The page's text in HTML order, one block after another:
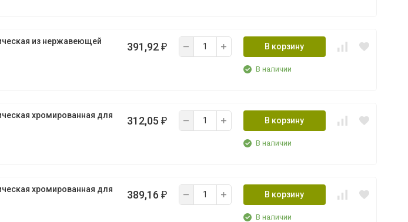
из нержавеющей
391,92 ₽ В корзину
В наличии
хромированная для
312,05 ₽ В корзину
В наличии
хромированная для
389,16 ₽ В корзину
В наличии